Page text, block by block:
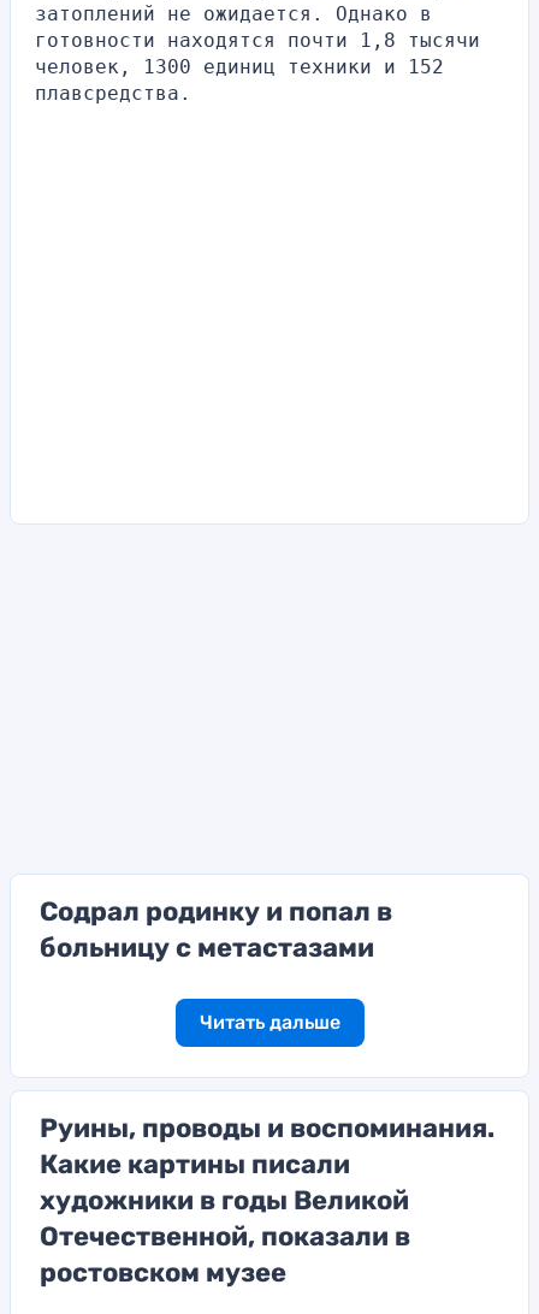
затоплений не ожидается. Однако в
готовности находятся почти 1,8 тысячи
человек, 1300 единиц техники и 152
плавсредства.
Содрал родинку и попал в
больницу с метастазами
Читать дальше
Руины, проводы и воспоминания.
Какие картины писали
художники в годы Великой
Отечественной, показали в
ростовском музее